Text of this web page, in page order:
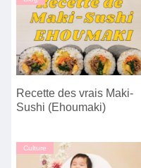
Recette des vrais Maki-
Sushi (Ehoumaki)
Culture